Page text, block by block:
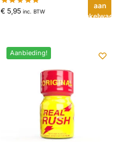
€ 5,95 inc. BTW
aan
winkelwagen
Aanbieding!